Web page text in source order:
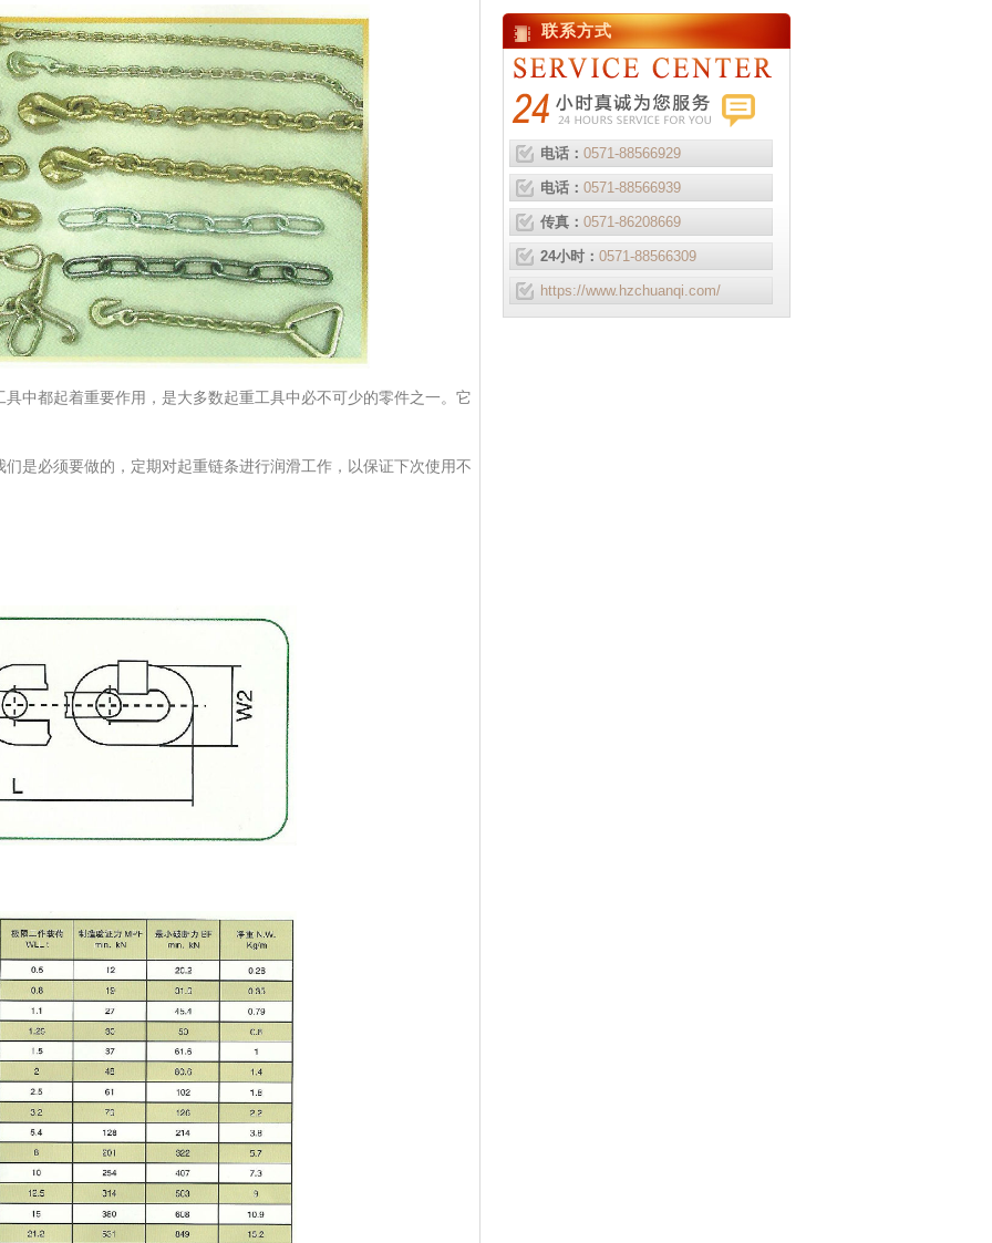
都起着重要作用，是大多数起重工具中必不可少的零件之一。它
必须要做的，定期对起重链条进行润滑工作，以保证下次使用不
联系方式
电话： 0571-88566929
电话： 0571-88566939
传真： 0571-86208669
24小时： 0571-88566309
https://www.hzchuanqi.com/